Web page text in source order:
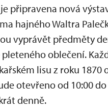
připravena nová
hajného Waltra
vyprávět předměty
oblečení.
lisu z roku
otevřeno od 10:00
denně.